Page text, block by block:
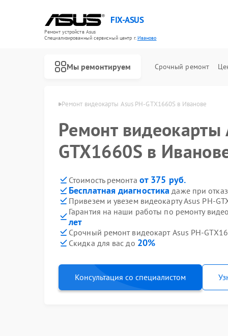
FIX-ASUS
Ремонт устройств Asus
Специализированный cервисный центр г.Иваново
Мы ремонтируем Срочный ремонт
Ремонт видеокарты Asus PH-GTX1660S в Иванове
Ремонт видеокарты
GTX1660S в
Стоимость ремонта от 375 руб.
Бесплатная диагностика даже при
Привезем и увезем видеокарту Asus PH-
Гарантия на наши работы по ремонту
лет
Срочный ремонт видеокарт Asus PH-
Скидка для вас до 20%
Консультация со специалистом